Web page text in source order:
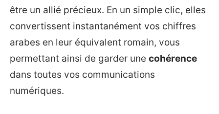
être un allié précieux. En un simple clic, elles
convertissent instantanément vos chiffres
arabes en leur équivalent romain, vous
permettant ainsi de garder une cohérence
dans toutes vos communications
numériques.